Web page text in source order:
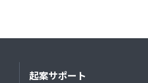
起案サポート